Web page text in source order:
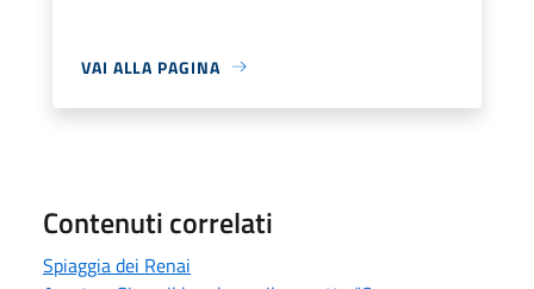
VAI ALLA PAGINA
Contenuti correlati
Spiaggia dei Renai